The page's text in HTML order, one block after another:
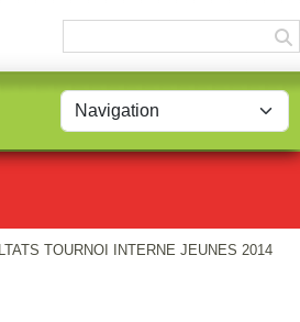
TOURNOI INTERNE JEUNES 2014